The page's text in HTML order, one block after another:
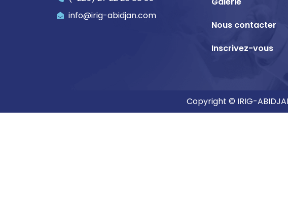
info@irig-abidjan.com
Nous contacter
Inscrivez-vous
Copyright © IRIG-